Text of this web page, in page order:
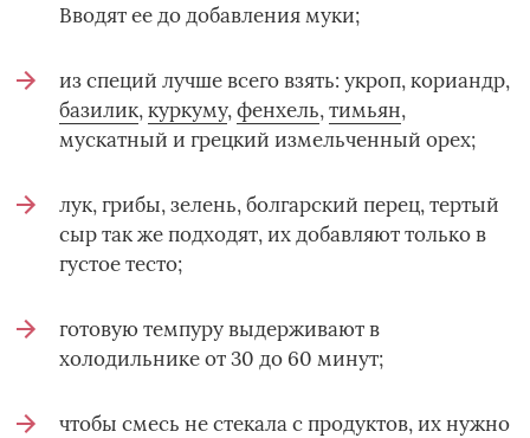
Вводят ее до добавления муки;
из специй лучше всего взять: укроп, кориандр,
базилик,куркуму,фенхель,тимьян,
мускатный и грецкий измельченный орех;
лук, грибы, зелень, болгарский перец, тертый
сыр так же подходят, их добавляют только в
густое тесто;
готовую темпуру выдерживают в
холодильнике от 30 до 60 минут;
чтобы смесь не стекала с продуктов, их нужно